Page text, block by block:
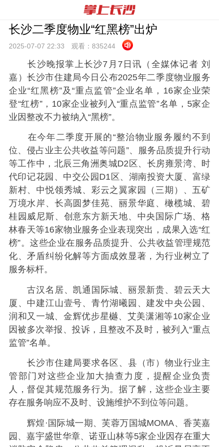
长沙二季度物业“红黑榜”出炉
2025-07-07 22:33 观看： 835244
长沙晚报掌上长沙7月7日讯（全媒体记者 刘
嘉）长沙市住建局今日公布2025年二季度物业服务
企业“红黑榜”及“重点监管”企业名单，16家企业荣
登“红榜”，10家企业被列入“重点监管”名单，5家企
业因整改不力被纳入“黑榜”。
在今年二季度开展的“整治物业服务履约不到
位、侵占业主公共收益等问题”、服务品质提升行动
等工作中，北辰三角洲奥城D2区、长房雍景湾、时
代印记花园、中交公园D1区、湖南投资大厦、富绿
新村、中悦领秀城、彩云之翼家园（三期）、五矿
万境水岸、长高圆梦佳苑、丽景华庭、橄榄城、碧
桂园威尼斯、创意东方新天地、中央国际广场、格
林春天等16家物业服务企业表现突出，成果入选“红
榜”。这些企业在服务品质提升、公共收益管理规范
化、矛盾纠纷化解等方面成效显著，为行业树立了
服务标杆。
古汉名居、凯通国际城、丽景新贵、碧云天大
厦、中建江山壹号、青竹湖曦园、建发中央公园、
润和又一城、金辉优步星樾、艾美潇湘等10家企业
因被多次举报、投诉，且整改不及时，被列入“重点
监管”名单。
长沙市住建局要求各区、县（市）物业行业主
管部门对这些企业加大抽查力度，提醒企业负责
人，督促其规范服务行为。据了解，这些企业主要
存在服务响应不及时、设施维护不到位等问题。
辉煌·国际城一期、芙蓉万国城MOMA、香芙嘉
园、嘉宇盛世华章、诺亚山林等5家企业因存在重大